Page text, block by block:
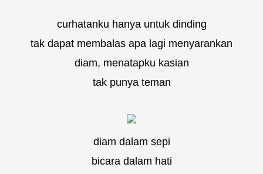
curhatanku hanya untuk dinding
tak dapat membalas apa lagi menyarankan
diam, menatapku kasian
tak punya teman
diam dalam sepi
bicara dalam hati